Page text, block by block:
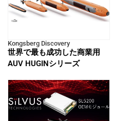
Kongsberg Discovery
世界で最も成功した商業用
AUV HUGINシリーズ